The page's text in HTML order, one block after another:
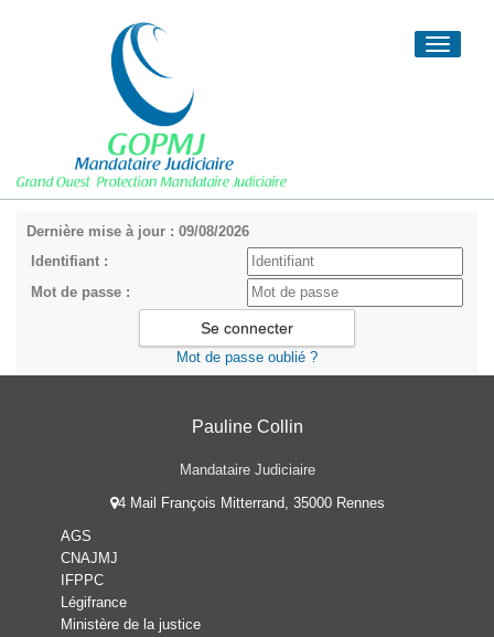
Toggle
Dernière mise à jour : 09/08/2026
Identifiant :
Mot de passe :
Mot de passe oublié ?
Pauline Collin
Mandataire Judiciaire
4 Mail François Mitterrand, 35000 Rennes
AGS
CNAJMJ
IFPPC
Légifrance
Ministère de la justice